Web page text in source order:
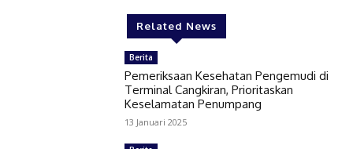
Related News
Berita
Pemeriksaan Kesehatan Pengemudi di
Terminal Cangkiran, Prioritaskan
Keselamatan Penumpang
13 Januari 2025